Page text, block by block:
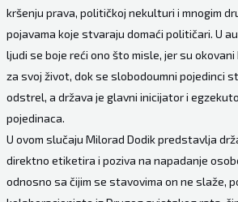
kršenju prava, političkoj nekulturi i mnogim
pojavama koje stvaraju domaći političari. U
ljudi se boje reći ono što misle, jer su
za svoj život, dok se slobodoumni pojedinci
odstrel, a država je glavni inicijator i
pojedinaca.
U ovom slučaju Milorad Dodik predstavlja
direktno etiketira i poziva na napadanje
odnosno sa čijim se stavovima on ne slaže,